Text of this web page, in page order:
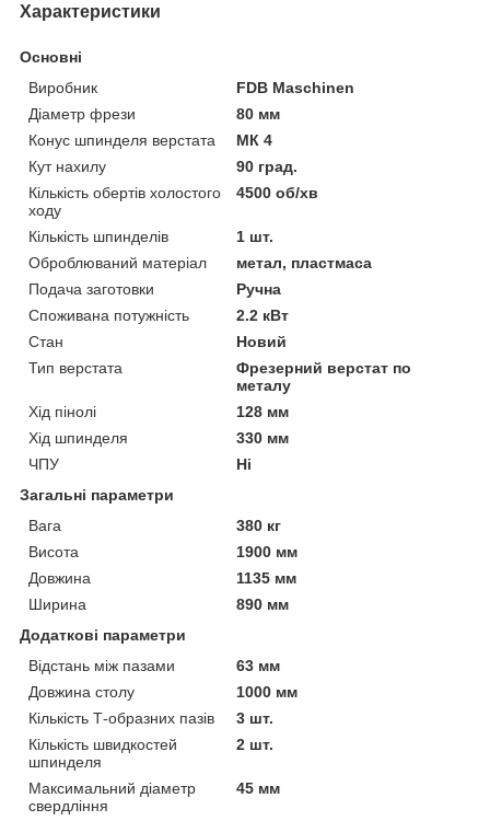
Характеристики
Основні
Виробник
FDB Maschinen
Діаметр фрези
80 мм
Конус шпинделя верстата
МК 4
Кут нахилу
90 град.
Кількість обертів холостого
ходу
4500 об/хв
Кількість шпинделів
1 шт.
Оброблюваний матеріал
метал, пластмаса
Подача заготовки
Ручна
Споживана потужність
2.2 кВт
Стан
Новий
Тип верстата
Фрезерний верстат по
металу
Хід пінолі
128 мм
Хід шпинделя
330 мм
ЧПУ
Ні
Загальні параметри
Вага
380 кг
Висота
1900 мм
Довжина
1135 мм
Ширина
890 мм
Додаткові параметри
Відстань між пазами
63 мм
Довжина столу
1000 мм
Кількість Т-образних пазів
3 шт.
Кількість швидкостей
шпинделя
2 шт.
Максимальний діаметр
свердління
45 мм